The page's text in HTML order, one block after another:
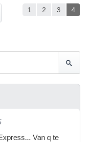
1 2 3 4
Van q te